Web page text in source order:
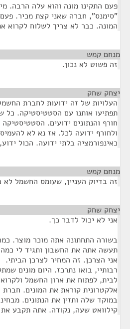
פעם התקינו מונה והוא עלה הרבה.
"סימנס", חברה שאני קצת מכיר.
המונה. כבר לא צריך לשלוח לקרוא
מנחם קמש
זה פשוט לא נכון.
יצחק שחק
תפתיעו אותנו עם הסטטיסטיקה. כל
חורף והנתונים ידועים.
ולחורף ידועה לכל. אז נא לא
כאינפורמציה בלתי ידועה. הכול
מנחם קמש
זה בדיוק העניין, שעומס החשמל
יצחק שחק
אני לא יכול לדבר כך.
בשורה התחתונה אתה מוכר מוצר.
תעשה אתה את החשבון ותגיד לי
אני הצרכן. זה המחיר לצרכן הביתי.
רבותיי, בואו נתרכז. היום מונים
לבית, לפתוח את ארון החשמל
אלקטרונית קוראת את המונים.
במוקד שלה ותזין את הנתונים.
קילוואט שעה, נקודה. אתה תקבע